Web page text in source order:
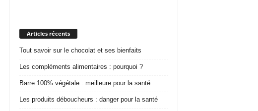
Articles récents
Tout savoir sur le chocolat et ses bienfaits
Les compléments alimentaires : pourquoi ?
Barre 100% végétale : meilleure pour la santé
Les produits déboucheurs : danger pour la santé